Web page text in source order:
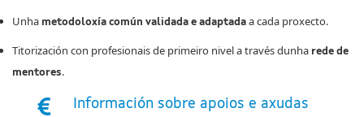
Unha metodoloxía común validada e adaptada a cada proxecto.
Titorización con profesionais de primeiro nivel a través dunha rede de
mentores.
Información sobre apoios e axudas